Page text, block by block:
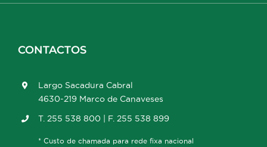
CONTACTOS
Largo Sacadura Cabral
4630-219 Marco de Canaveses
T. 255 538 800 | F. 255 538 899
* Custo de chamada para rede fixa nacional